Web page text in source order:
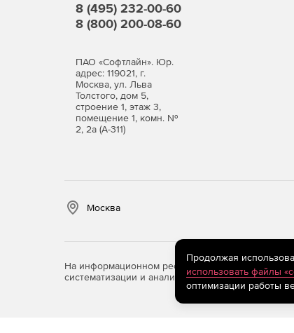
8 (495) 232-00-60
8 (800) 200-08-60
ПАО «Софтлайн». Юр.
адрес: 119021, г.
Москва, ул. Льва
Толстого, дом 5,
строение 1, этаж 3,
помещение 1, комн. №
2, 2а (А-311)
Москва
На информационном ресурсе store.softline.ru
систематизации и анализа сведений,
Продолжая
использовать файлы
оптимизации работы